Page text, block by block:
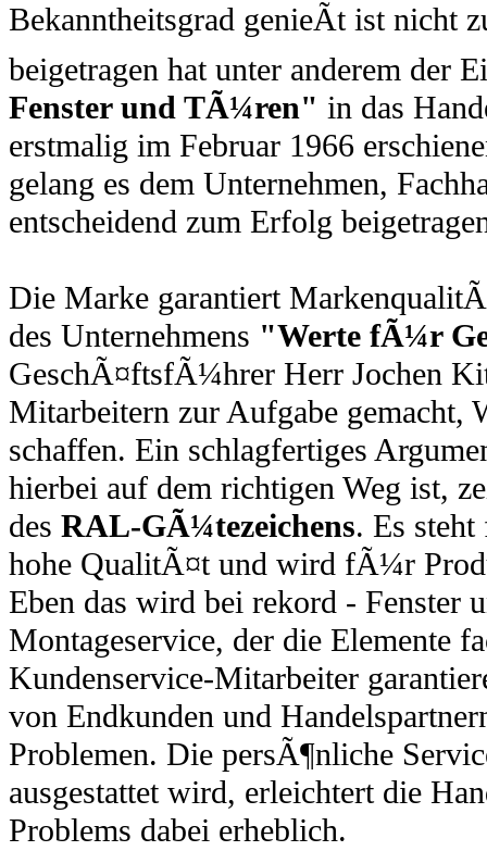
Bekanntheitsgrad genieÃt ist nicht
beigetragen hat unter anderem der
Fenster und TÃ¼ren" in das
erstmalig im Februar 1966
gelang es dem Unternehmen,
entscheidend zum Erfolg
Die Marke garantiert
des Unternehmens "Werte fÃ¼r
GeschÃ¤ftsfÃ¼hrer Herr Jochen
Mitarbeitern zur Aufgabe gemacht,
schaffen. Ein schlagfertiges
hierbei auf dem richtigen Weg ist,
des RAL-GÃ¼tezeichens. Es
hohe QualitÃ¤t und wird fÃ¼r
Eben das wird bei rekord - Fenster
Montageservice, der die Elemente
Kundenservice-Mitarbeiter
von Endkunden und
Problemen. Die persÃ¶nliche
ausgestattet wird, erleichtert die
Problems dabei erheblich.